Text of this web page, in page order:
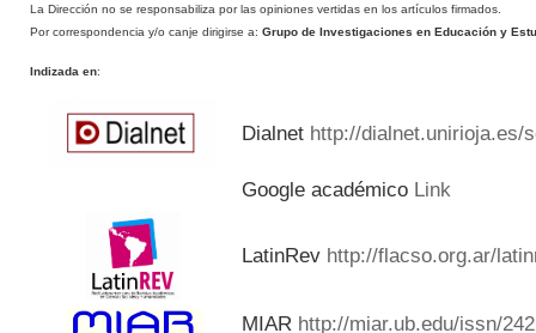
La Dirección no se responsabiliza por las opiniones vertidas en los artículos firmados.
Por correspondencia y/o canje dirigirse a: Grupo de Investigaciones en Educación y
Indizada en:
Dialnet http://dialnet.unirioja.es/
Google académico Link
LatinRev http://flacso.org.ar/
MIAR http://miar.ub.edu/issn/